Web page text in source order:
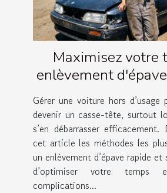
Maximisez votre
enlèvement
simple
Gérer une voiture hors d’usage
devenir un casse-tête, surtout
s’en débarrasser efficacement.
cet article les méthodes les
un enlèvement d’épave rapide
d’optimiser votre
complications...